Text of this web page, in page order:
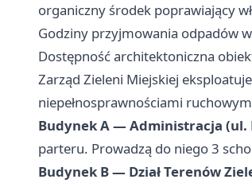
organiczny środek poprawiający
Godziny przyjmowania odpadów
Dostępność architektoniczna
Zarząd Zieleni Miejskiej
niepełnosprawnościami
Budynek A — Administracja (ul.
parteru. Prowadzą do niego 3
Budynek B — Dział Terenów